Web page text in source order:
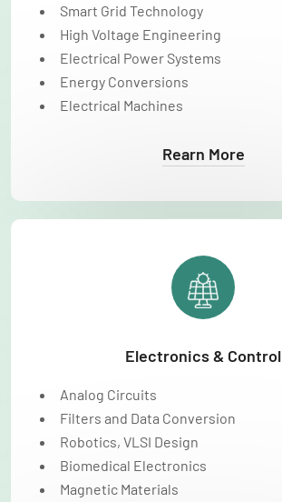
Smart Grid Technology
High Voltage Engineering
Electrical Power Systems
Energy Conversions
Electrical Machines
Rearn More
Electronics & Control
Analog Circuits
Filters and Data Conversion
Robotics, VLSI Design
Biomedical Electronics
Magnetic Materials